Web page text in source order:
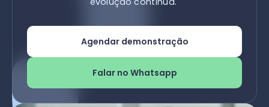
Agendar demonstração
Falar no Whatsapp